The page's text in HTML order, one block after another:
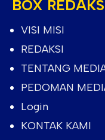
BOX
VISI MISI
REDAKSI
TENTANG
PEDOMAN
Login
KONTAK KAMI